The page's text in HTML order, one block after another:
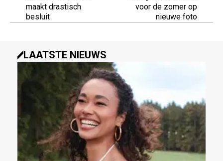
maakt drastisch
besluit
voor de zomer op
nieuwe foto
LAATSTE NIEUWS